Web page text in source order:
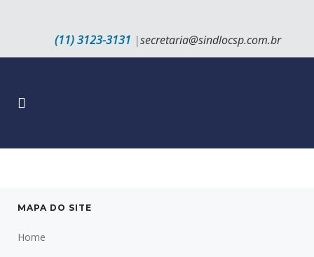
(11) 3123-3131 |secretaria@sindlocsp.com.br
MAPA DO SITE
Home